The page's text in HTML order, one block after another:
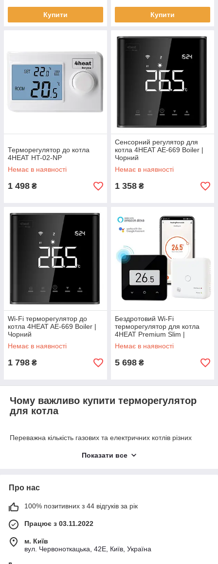
Купити Купити
Терморегулятор до котла
4HEAT HT-02-NP
Немає в наявності
1 498 ₴
Сенсорний регулятор для
котла 4HEAT AE-669 Boiler |
Чорний
Немає в наявності
1 358 ₴
Wi-Fi терморегулятор до
котла 4HEAT AE-669 Boiler |
Чорний
Немає в наявності
1 798 ₴
Бездротовий Wi-Fi
терморегулятор для котла
4HEAT Premium Slim |
Сенсорний з АКБ
(4HT.WT75.B)
Немає в наявності
5 698 ₴
Чому важливо купити терморегулятор
для котла
Переважна кількість газових та електричних котлів різних
комплектації повноцінної автоматики (термостату), яка могла
підтримувати.
опалювальних котлів не оснащені головним – це «кермо», за
Таким «кермом» у більшості систем опалення служить –
терморегулятор, бо побутові котли не є винятком.
Показати все
Про нас
100% позитивних з 44 відгуків за рік
Працює з 03.11.2022
м. Київ
вул. Червоноткацька, 42Е, Київ, Україна